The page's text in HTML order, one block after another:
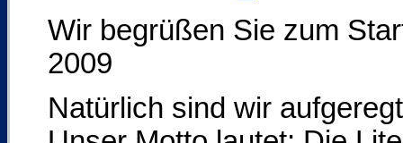
Wir begrüßen Sie zum
2009
Natürlich sind wir